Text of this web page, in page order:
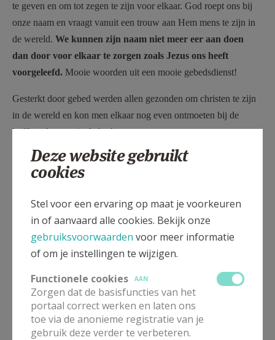
te geven en om tot zegen te zijn voor elkaar. God roept ons bij
onze naam en vraagt vanuit een trouw aan Hem mens te zijn in
de wereld. We kunnen zijn naam niet meer eer aan doen
dan door voor elkaar te zorgen zoals Jezus ons heeft
voorgeleefd. Mooie woorden uit een mooie gebedsdienst!
Gesterkt door gebed werden allen gezonden om christen te zijn
in de wereld en kon men elkaar nog even ontmoeten bij de
koffie achteraan in de kerk.
Gepubliceerd door
Kerk Stekene en Sint-Gillis-Waas
Meer
Artikel
Deze website gebruikt
cookies
Stel voor een ervaring op maat je voorkeuren
in of aanvaard alle cookies. Bekijk onze
gebruiksvoorwaarden voor meer informatie
of om je instellingen te wijzigen.
Functionele cookies
AAN
Zorgen dat de basisfuncties van het
portaal correct werken en laten ons
toe via de anonieme registratie van je
gebruik deze verder te verbeteren.